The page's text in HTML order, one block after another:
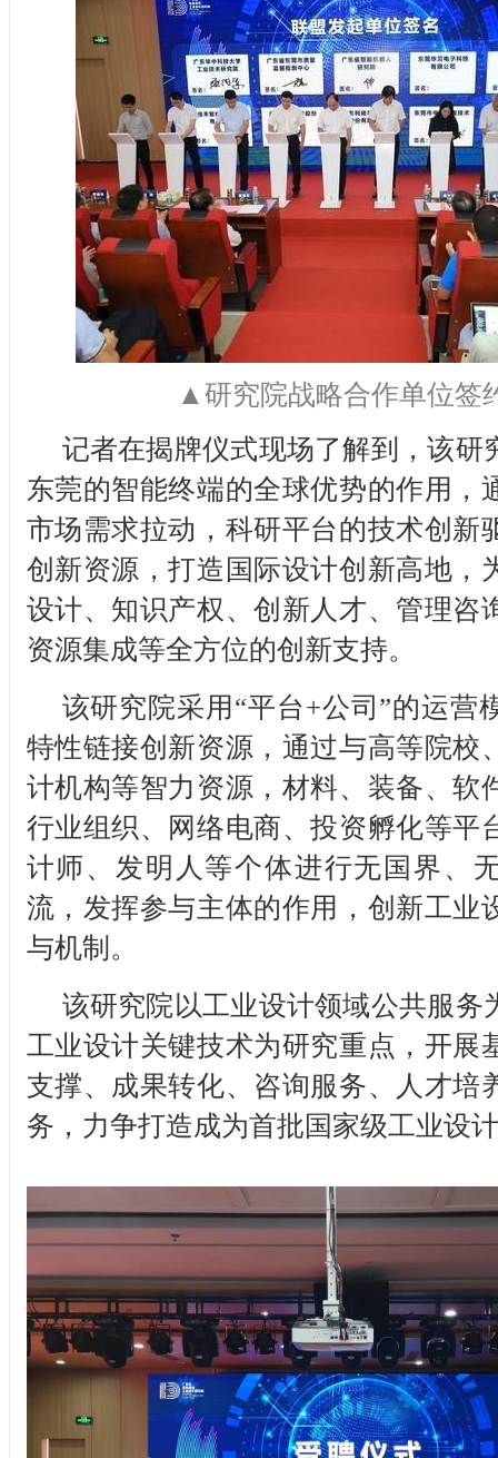
▲研究院战略合作单位签
记者在揭牌仪式现场了解到，该研
东莞的智能终端的全球优势的作用，
市场需求拉动，科研平台的技术创新
创新资源，打造国际设计创新高地，
设计、知识产权、创新人才、管理咨
资源集成等全方位的创新支持。
该研究院采用“平台+公司”的运营
特性链接创新资源，通过与高等院校
计机构等智力资源，材料、装备、软
行业组织、网络电商、投资孵化等平
计师、发明人等个体进行无国界、
流，发挥参与主体的作用，创新工业
与机制。
该研究院以工业设计领域公共服务
工业设计关键技术为研究重点，开展
支撑、成果转化、咨询服务、人才培
务，力争打造成为首批国家级工业设